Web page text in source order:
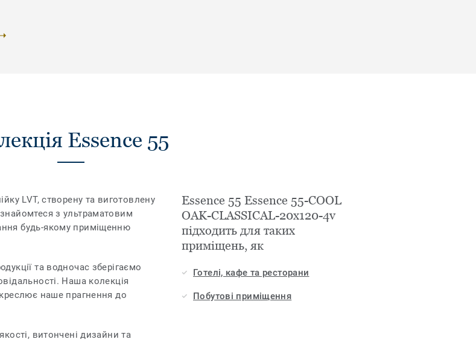
Essence 55
LVT, створену та виготовлену
з ультраматовим
будь-якому приміщенню
та водночас зберігаємо
Наша колекція
наше прагнення до
витончені дизайни та
Essence 55 Essence 55-COOL
OAK-CLASSICAL-20x120-4v
підходить для таких
приміщень, як
Готелі, кафе та ресторани
Побутові приміщення